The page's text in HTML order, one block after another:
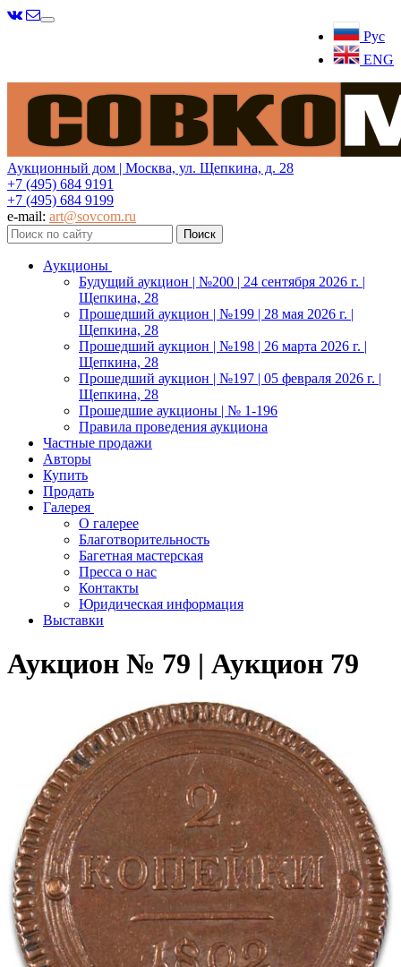
Рус
ENG
Меню
Аукционный дом | Москва, ул. Щепкина, д. 28
+7 (495) 684 9191
+7 (495) 684 9199
e-mail: art@sovcom.ru
Аукционы
Будущий аукцион | №200 | 24 сентября 2026 г. |
Щепкина, 28
Прошедший аукцион | №199 | 28 мая 2026 г. |
Щепкина, 28
Прошедший аукцион | №198 | 26 марта 2026 г. |
Щепкина, 28
Прошедший аукцион | №197 | 05 февраля 2026 г. |
Щепкина, 28
Прошедшие аукционы | № 1-196
Правила проведения аукциона
Частные продажи
Авторы
Купить
Продать
Галерея
О галерее
Благотворительность
Багетная мастерская
Пресса о нас
Контакты
Юридическая информация
Выставки
Аукцион № 79 | Аукцион 79